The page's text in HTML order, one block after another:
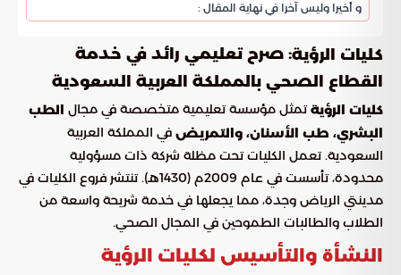
و أخيرا وليس آخرا في نهاية المقال :
كليات الرؤية: صرح تعليمي رائد في خدمة
القطاع الصحي بالمملكة العربية السعودية
كليات الرؤيةتمثل مؤسسة تعليمية متخصصة في مجال الطب
البشري، طب الأسنان، والتمريض في المملكة العربية
السعودية. تعمل الكليات تحت مظلة شركة ذات مسؤولية
محدودة، تأسست في عام 2009م (1430هـ). تنتشر فروع الكليات في
مدينتي الرياض وجدة، مما يجعلها في خدمة شريحة واسعة من
الطلاب والطالبات الطموحين في المجال الصحي.
النشأة والتأسيس لكليات الرؤية